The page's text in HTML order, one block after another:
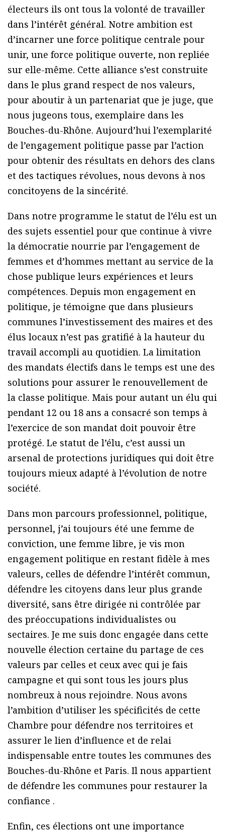
électeurs ils ont tous la volonté de travailler
dans l’intérêt général. Notre ambition est
d’incarner une force politique centrale pour
unir, une force politique ouverte, non repliée
sur elle-même. Cette alliance s’est construite
dans le plus grand respect de nos valeurs,
pour aboutir à un partenariat que je juge, que
nous jugeons tous, exemplaire dans les
Bouches-du-Rhône. Aujourd’hui l’exemplarité
de l’engagement politique passe par l’action
pour obtenir des résultats en dehors des clans
et des tactiques révolues, nous devons à nos
concitoyens de la sincérité.
Dans notre programme le statut de l’élu est un
des sujets essentiel pour que continue à vivre
la démocratie nourrie par l’engagement de
femmes et d’hommes mettant au service de la
chose publique leurs expériences et leurs
compétences. Depuis mon engagement en
politique, je témoigne que dans plusieurs
communes l’investissement des maires et des
élus locaux n’est pas gratifié à la hauteur du
travail accompli au quotidien. La limitation
des mandats électifs dans le temps est une des
solutions pour assurer le renouvellement de
la classe politique. Mais pour autant un élu qui
pendant 12 ou 18 ans a consacré son temps à
l’exercice de son mandat doit pouvoir être
protégé. Le statut de l’élu, c’est aussi un
arsenal de protections juridiques qui doit être
toujours mieux adapté à l’évolution de notre
société.
Dans mon parcours professionnel, politique,
personnel, j’ai toujours été une femme de
conviction, une femme libre, je vis mon
engagement politique en restant fidèle à mes
valeurs, celles de défendre l’intérêt commun,
défendre les citoyens dans leur plus grande
diversité, sans être dirigée ni contrôlée par
des préoccupations individualistes ou
sectaires. Je me suis donc engagée dans cette
nouvelle élection certaine du partage de ces
valeurs par celles et ceux avec qui je fais
campagne et qui sont tous les jours plus
nombreux à nous rejoindre. Nous avons
l’ambition d’utiliser les spécificités de cette
Chambre pour défendre nos territoires et
assurer le lien d’influence et de relai
indispensable entre toutes les communes des
Bouches-du-Rhône et Paris. Il nous appartient
de défendre les communes pour restaurer la
confiance .
Enfin, ces élections ont une importance